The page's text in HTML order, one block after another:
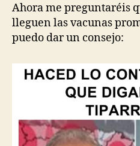
Ahora me preguntaréis
lleguen las vacunas
puedo dar un consejo: